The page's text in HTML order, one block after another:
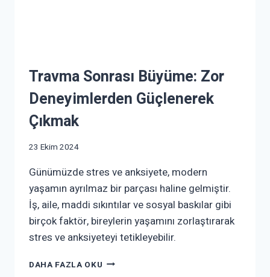
Travma Sonrası Büyüme: Zor
Deneyimlerden Güçlenerek
Çıkmak
23 Ekim 2024
Günümüzde stres ve anksiyete, modern
yaşamın ayrılmaz bir parçası haline gelmiştir.
İş, aile, maddi sıkıntılar ve sosyal baskılar gibi
birçok faktör, bireylerin yaşamını zorlaştırarak
stres ve anksiyeteyi tetikleyebilir.
DAHA FAZLA OKU